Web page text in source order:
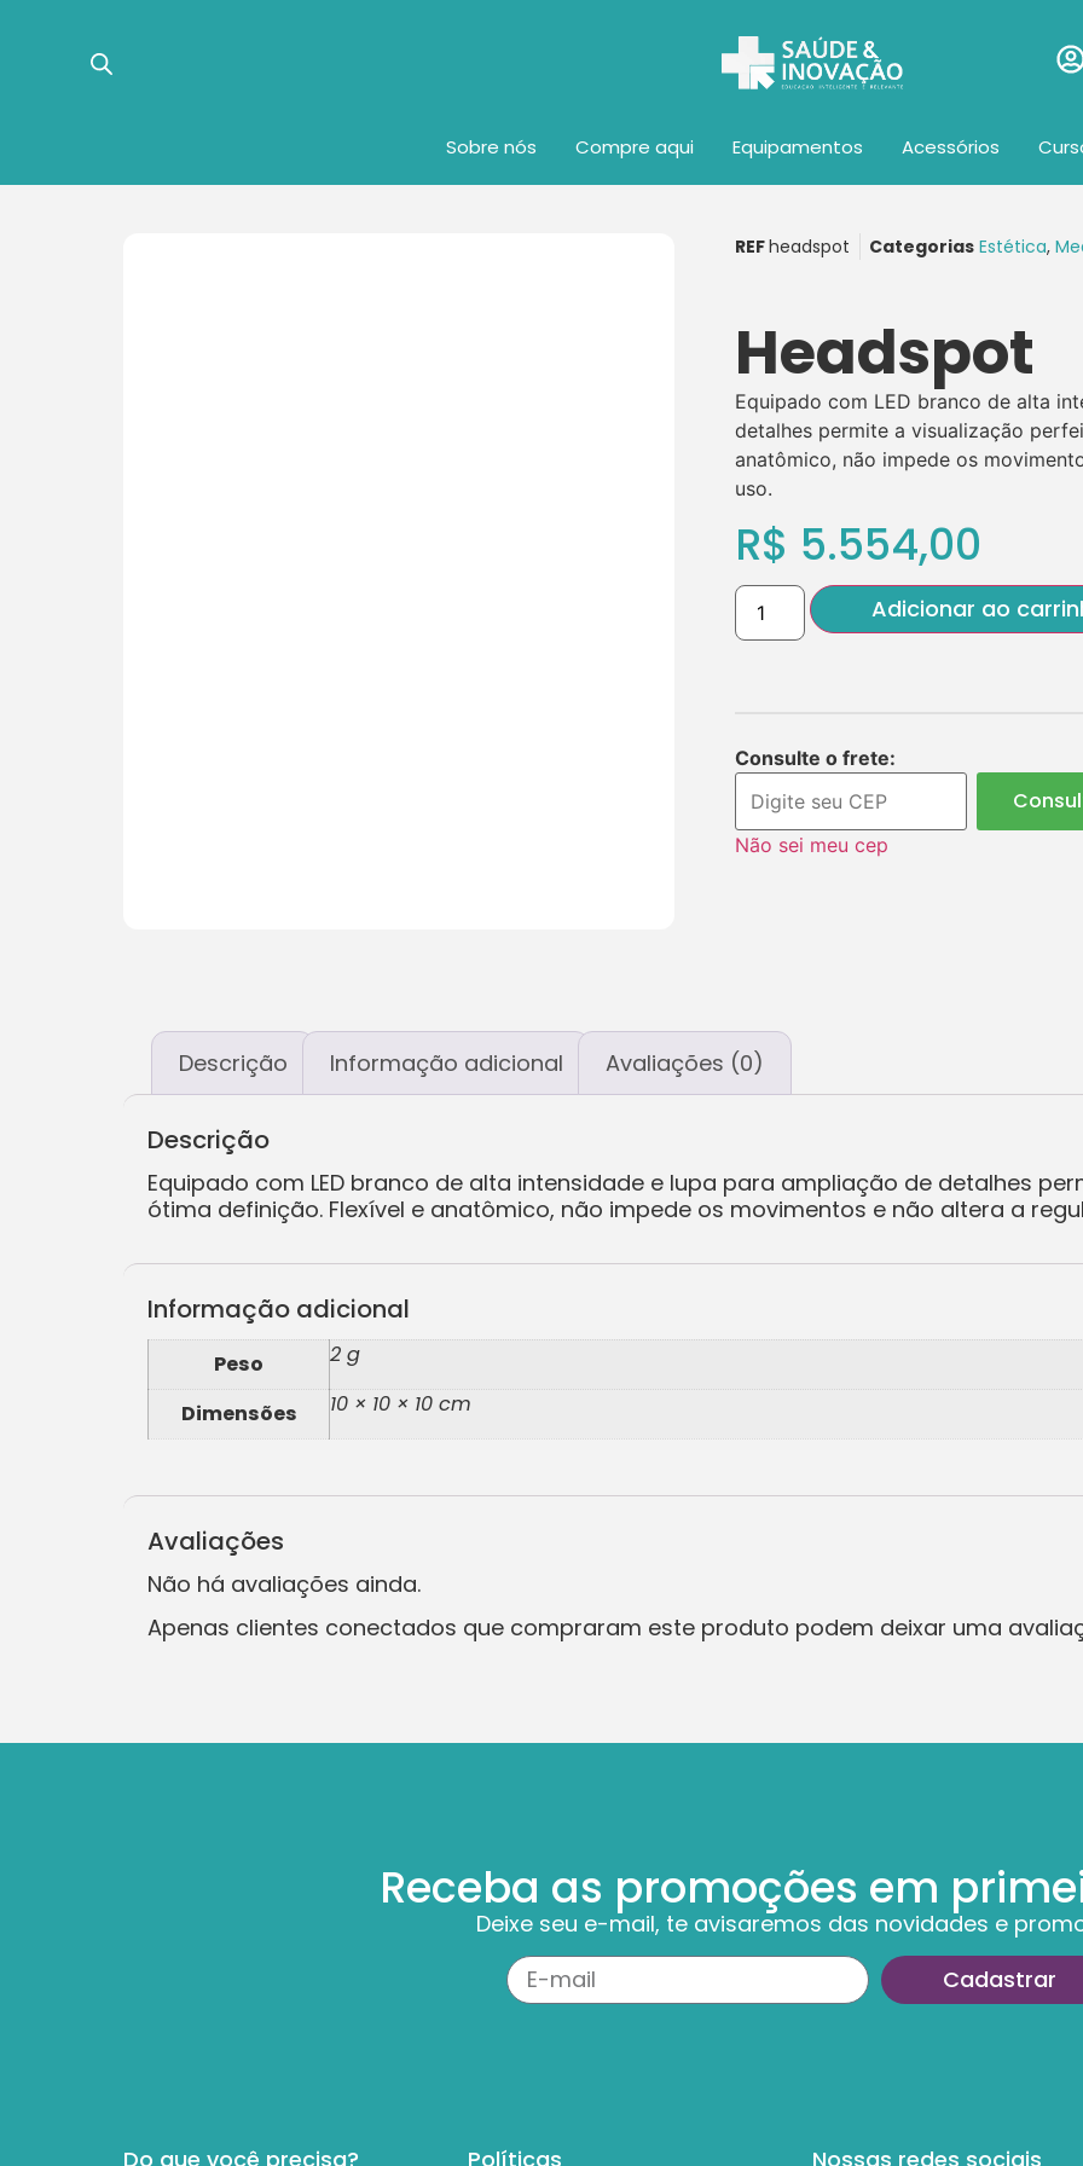
Sobre nós Compre aqui Equipamentos Acessórios
REFheadspot Categorias Estética,
Headspot
Equipado com LED branco de alta
detalhes permite a visualização
anatômico, não impede os
uso.
R$ 5.554,00
Adicionar ao
Consulte o frete:
Não sei meu cep
Descrição Informação adicional Avaliações (0)
Descrição
Equipado com LED branco de alta intensidade e lupa para ampliação de detalhes
ótima definição. Flexível e anatômico, não impede os movimentos e não altera a
Informação adicional
Peso 2 g
Dimensões 10 × 10 × 10 cm
Avaliações
Não há avaliações ainda.
Apenas clientes conectados que compraram este produto podem deixar uma
Receba as promoções em
Deixe seu e-mail, te avisaremos das novidades e
Cadastrar
Do que você precisa? Políticas Nossas redes sociais